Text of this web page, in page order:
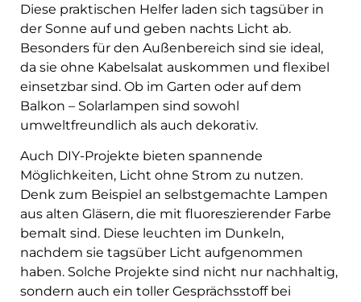
Diese praktischen Helfer laden sich tagsüber in
der Sonne auf und geben nachts Licht ab.
Besonders für den Außenbereich sind sie ideal,
da sie ohne Kabelsalat auskommen und flexibel
einsetzbar sind. Ob im Garten oder auf dem
Balkon – Solarlampen sind sowohl
umweltfreundlich als auch dekorativ.
Auch DIY-Projekte bieten spannende
Möglichkeiten, Licht ohne Strom zu nutzen.
Denk zum Beispiel an selbstgemachte Lampen
aus alten Gläsern, die mit fluoreszierender Farbe
bemalt sind. Diese leuchten im Dunkeln,
nachdem sie tagsüber Licht aufgenommen
haben. Solche Projekte sind nicht nur nachhaltig,
sondern auch ein toller Gesprächsstoff bei